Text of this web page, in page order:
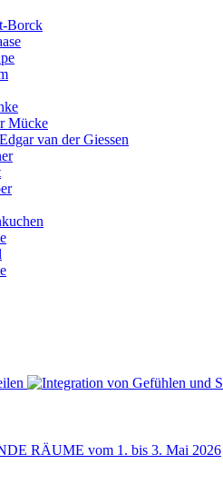
Borck
Mücke
van der Giessen
RÄUME vom 1. bis 3. Mai 2026